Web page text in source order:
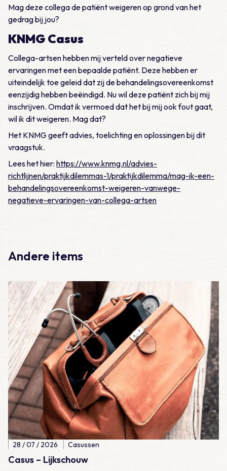
Mag deze collega de patiënt weigeren op grond van het
gedrag bij jou?
KNMG Casus
Collega-artsen hebben mij verteld over negatieve
ervaringen met een bepaalde patiënt. Deze hebben er
uiteindelijk toe geleid dat zij de behandelingsovereenkomst
eenzijdig hebben beëindigd. Nu wil deze patiënt zich bij mij
inschrijven. Omdat ik vermoed dat het bij mij ook fout gaat,
wil ik dit weigeren. Mag dat?
Het KNMG geeft advies, toelichting en oplossingen bij dit
vraagstuk.
Lees het hier: https://www.knmg.nl/advies-
richtlijnen/praktijkdilemmas-1/praktijkdilemma/mag-ik-een-
behandelingsovereenkomst-weigeren-vanwege-
negatieve-ervaringen-van-collega-artsen
Andere items
Casus – Lijkschouw
28 / 07 / 2026 Casussen
Lees meer over Casus – Lijkschouw